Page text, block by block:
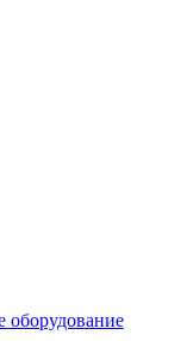
оборудование